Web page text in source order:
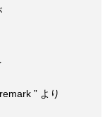
” より